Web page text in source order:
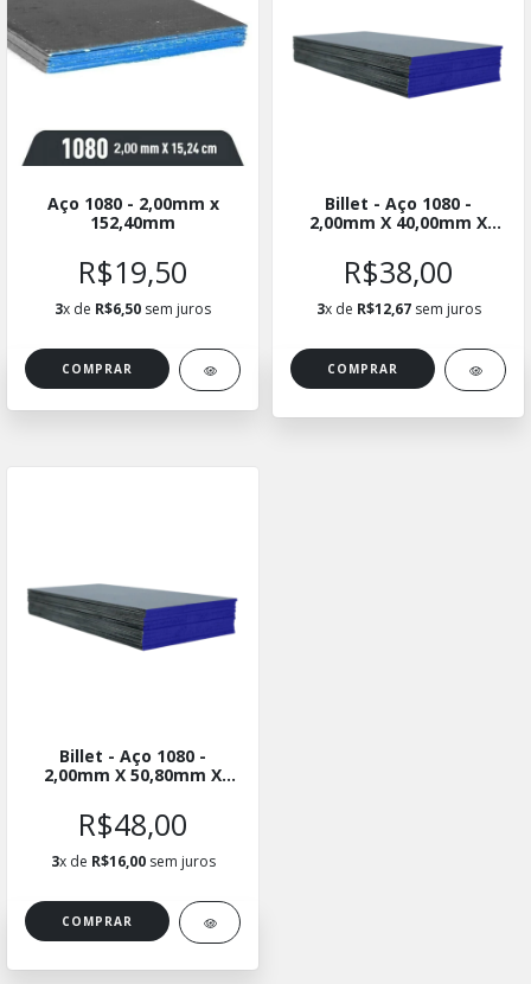
Aço 1080 - 2,00mm x
152,40mm
R$19,50
3x de R$6,50 sem juros
COMPRAR
Billet - Aço 1080 -
2,00mm X 40,00mm X
Unidades
R$38,00
3x de R$12,67sem juros
Billet - Aço 1080 -
2,00mm X 50,80mm X
Unidades
R$48,00
3x de R$16,00sem juros